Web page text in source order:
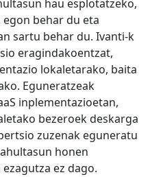
hau esplotatzeko,
behar du eta
sartu behar du. Ivanti-k
eragindakoentzat,
lokaletarako, baita
Eguneratzeak
inplementazioetan,
bezeroek deskarga
zuzenak eguneratu
honen
ez dago.